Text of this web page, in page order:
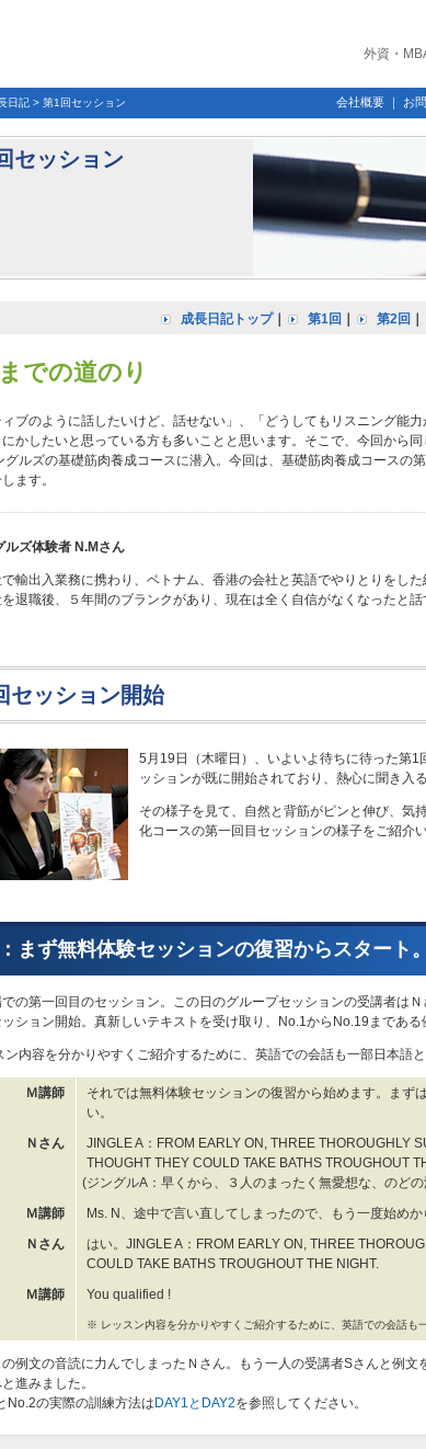
外資・
日記 > 第1回セッション 会社概要 ｜ お
セッション
成長日記トップ｜ 第1回 第2回
での道のり
ブのように話したいけど、話せない」、「どうしてもリスニング能
かしたいと思っている方も多いことと思います。そこで、今回から
グルズの基礎筋肉養成コースに潜入。今回は、基礎筋肉養成コースの
ます。
ルズ体験者 N.Mさん
輸出入業務に携わり、ベトナム、香港の会社と英語でやりとりをした
退職後、５年間のブランクがあり、現在は全く自信がなくなったと話
セッション開始
5月19日（木曜日）、いよいよ待ちに待った第
ッションが既に開始されており、熱心に聞き入
その様子を見て、自然と背筋がピンと伸び、気
化コースの第一回目セッションの様子をご紹介い
まず無料体験セッションの復習からスタート
の第一回目のセッション。この日のグループセッションの受講者は
ション開始。真新しいテキストを受け取り、No.1からNo.19まであ
内容を分かりやすくご紹介するために、英語での会話も一部日本語と
Ｍ講師
それでは無料体験セッションの復習から始めます。まず
い。
Ｎさん
JINGLE A：FROM EARLY ON, THREE THOROUGHLY
THOUGHT THEY COULD TAKE BATHS TROUGHOUT
(ジングルA：早くから、３人のまったく無愛想な、のど
Ｍ講師
Ms. N、途中で言い直してしまったので、もう一度始めか
Ｎさん
はい。JINGLE A：FROM EARLY ON, THREE
COULD TAKE BATHS TROUGHOUT THE NIGHT.
Ｍ講師
You qualified !
※ レッスン内容を分かりやすくご紹介するために、英語での会話も
例文の音読に力んでしまったＮさん。もう一人の受講者Sさんと例
進みました。
の実際の訓練方法は DAY1とDAY2を参照してください。